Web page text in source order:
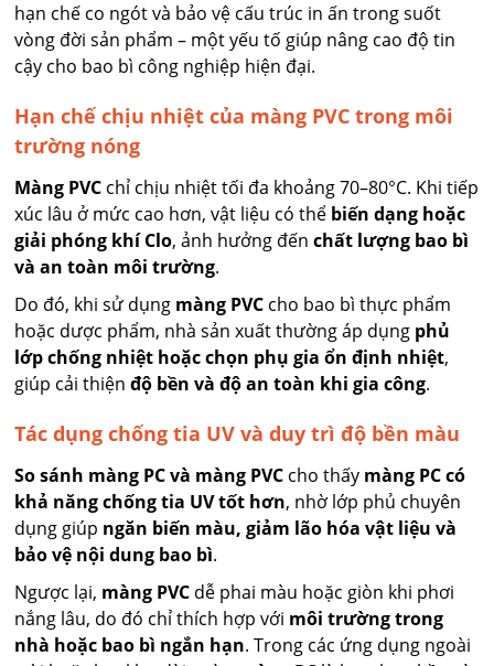
hạn chế co ngót và bảo vệ cấu trúc in ấn trong suốt
vòng đời sản phẩm – một yếu tố giúp nâng cao độ tin
cậy cho bao bì công nghiệp hiện đại.
Hạn chế chịu nhiệt của màng PVC trong môi
trường nóng
Màng PVC chỉ chịu nhiệt tối đa khoảng 70–80°C. Khi tiếp
xúc lâu ở mức cao hơn, vật liệu có thể biến dạng hoặc
giải phóng khí Clo, ảnh hưởng đếnchất lượng bao bì
và an toàn môi trường.
Do đó, khi sử dụng màng PVC cho bao bì thực phẩm
hoặc dược phẩm, nhà sản xuất thường áp dụng phủ
lớp chống nhiệt hoặc chọn phụ gia ổn định nhiệt,
giúp cải thiệnđộ bền và độ an toàn khi gia công.
Tác dụng chống tia UV và duy trì độ bền màu
So sánh màng PC và màng PVC cho thấy màng PC có
khả năng chống tia UV tốt hơn, nhờ lớp phủ chuyên
dụng giúp ngăn biến màu, giảm lão hóa vật liệu và
bảo vệ nội dung bao bì.
Ngược lại, màng PVC dễ phai màu hoặc giòn khi phơi
nắng lâu, do đó chỉ thích hợp với môi trường trong
nhà hoặc bao bì ngắn hạn. Trong các ứng dụng ngoài